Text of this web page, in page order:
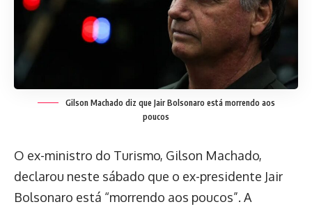
Gilson Machado diz que Jair Bolsonaro está morrendo aos
poucos
O ex-ministro do Turismo, Gilson Machado,
declarou neste sábado que o ex-presidente Jair
Bolsonaro está “morrendo aos poucos”. A